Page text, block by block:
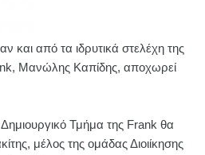
και από τα ιδρυτικά στελέχη της
Μανώλης Καπίδης, αποχωρεί
Τμήμα της Frank θα
μέλος της ομάδας Διοιίκησης